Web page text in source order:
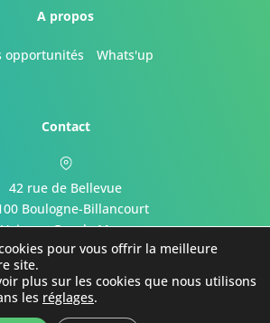
A propos
opportunités Whats'up
Contact
42 rue de Bellevue
Boulogne-Billancourt
Voir sur Google Maps
réservés . ITS Services -
pour vous offrir la meilleure
site.
plus sur les cookies que nous utilisons
les réglages.